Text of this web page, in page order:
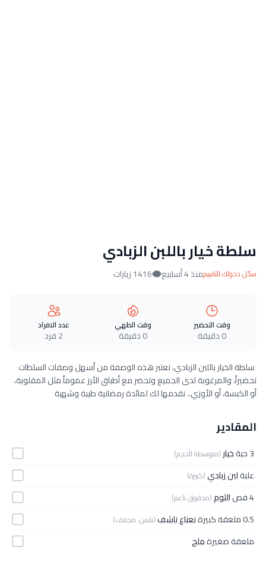
سلطة خيار باللبن الزبادي
سجّل دخولك للتقييممنذ 4 أسابيع 1416 زيارات
وقت التحضير
0 دقيقة
وقت الطهي
0 دقيقة
عدد الافراد
2 فرد
سلطة الخيار باللبن الزبادي، تعتبر هذه الوصفة من أسهل وصفات السلطات
تحضيراً، والمرغوبة لدى الجميع وتحضر مع أطباق الأرز عموماً مثل المقلوبة،
أو الكبسة، أو الأوزي.. نقدمها لك لمائدة رمضانية طيبة وشهية
المقادير
3 حبة خيار (متوسطة الحجم)
علبةلبن زبادي(كبيرة)
4 فص الثوم(مدقوق ناعم)
0.5 ملعقة كبيرة نعناع ناشف(يابس، مجفف)
ملعقة صغيرةملح